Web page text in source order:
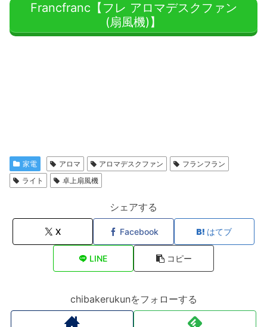
Francfranc【フレ アロマデスクファン
(扇風機)】
家電 アロマ アロマデスクファン
フランフラン
ライト
卓上扇風機
シェアする
X Facebook はてブ
LINE コピー
chibakerukunをフォローする